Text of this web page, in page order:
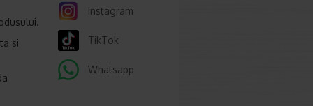
si
Instagram
TikTok
Whatsapp